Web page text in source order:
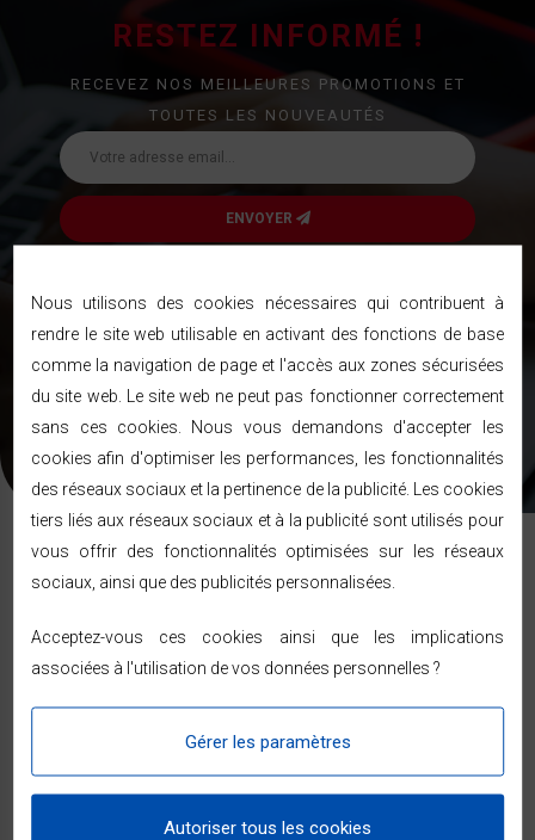
RESTEZ INFORMÉ !
RECEVEZ NOS MEILLEURES PROMOTIONS ET
TOUTES LES NOUVEAUTÉS
ENVOYER
dans un fichier informatisé nécessaire pour la gestion de nos
clients et prospects. En soumettant ce formulaire, vous
acceptez que les informations saisies soient exploitées dans le
cadre de votre demande de contact et de la relation commerciale
qui pourrait en découler. Pour connaitre et exercer vos droits,
veuillez consulter notre politique de confidentialité.
Nos Marques
Nous utilisons des cookies nécessaires qui contribuent à
rendre le site web utilisable en activant des fonctions de base
comme la navigation de page et l'accès aux zones sécurisées
du site web. Le site web ne peut pas fonctionner correctement
sans ces cookies. Nous vous demandons d'accepter les
cookies afin d'optimiser les performances, les fonctionnalités
des réseaux sociaux et la pertinence de la publicité. Les cookies
tiers liés aux réseaux sociaux et à la publicité sont utilisés pour
vous offrir des fonctionnalités optimisées sur les réseaux
sociaux, ainsi que des publicités personnalisées.
Acceptez-vous ces cookies ainsi que les implications
associées à l'utilisation de vos données personnelles ?
Gérer les paramètres
Autoriser tous les cookies